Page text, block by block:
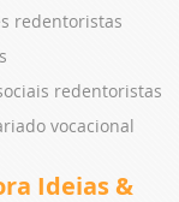
redentoristas
redentoristas
vocacional
Ideias &